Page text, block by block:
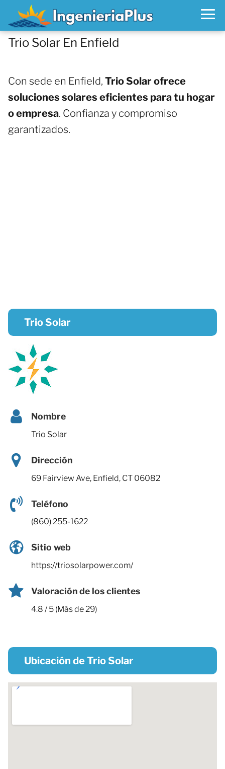
Trio Solar En Enfield
Con sede en Enfield, Trio Solar ofrece
soluciones solares eficientes para tu hogar
o empresa. Confianza y compromiso
garantizados.
Trio Solar
Nombre
Trio Solar
Dirección
69 Fairview Ave, Enfield, CT 06082
Teléfono
(860) 255-1622
Sitio web
https://triosolarpower.com/
Valoración de los clientes
4.8 / 5 (Más de 29)
Ubicación de Trio Solar